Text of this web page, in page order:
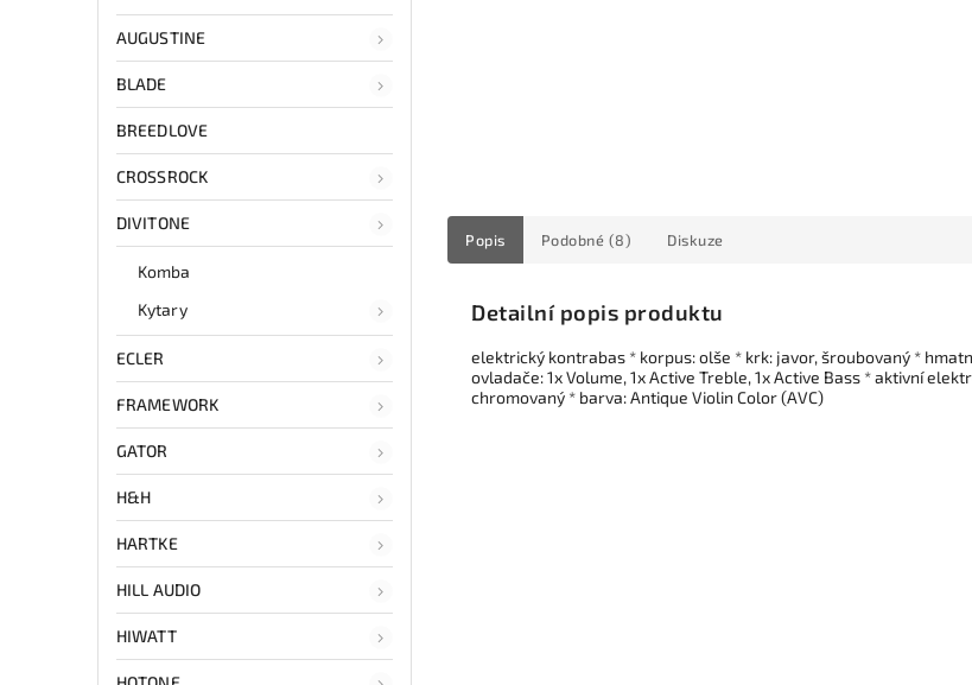
AUGUSTINE
BLADE
BREEDLOVE
CROSSROCK
DIVITONE
Komba
Kytary
ECLER
FRAMEWORK
GATOR
H&H
HARTKE
HILL AUDIO
HIWATT
Popis Podobné (8) Diskuze
Detailní popis produktu
elektrický kontrabas * korpus: olše * krk: javor, šroubovaný *
ovladače: 1x Volume, 1x Active Treble, 1x Active Bass * aktivní
chromovaný * barva: Antique Violin Color (AVC)